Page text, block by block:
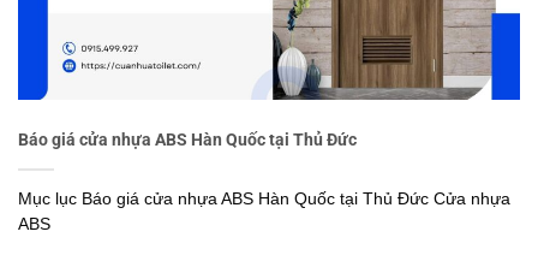
Báo giá cửa nhựa ABS Hàn Quốc tại Thủ Đức
Mục lục Báo giá cửa nhựa ABS Hàn Quốc tại Thủ Đức Cửa nhựa
ABS